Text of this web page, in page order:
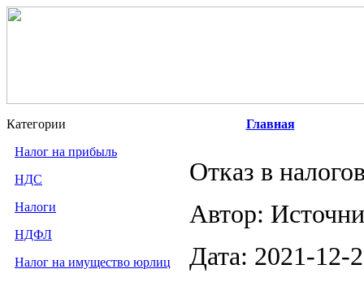
Категории
Налог на прибыль
НДС
Налоги
НДФЛ
Налог на имущество юрлиц
Главная
Отказ в
Автор:
Дата: 2021-12-